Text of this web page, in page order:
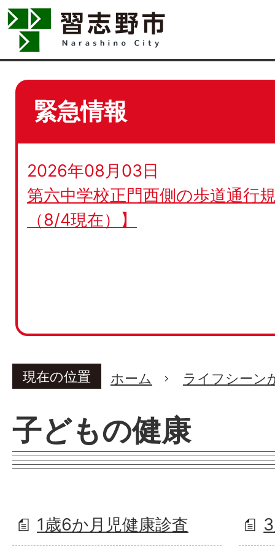
緊急情報
2026年08月03日
第六中学校正門西側の歩道通行
（8/4現在）】
現在の位置 ホーム ライフシーン
子どもの健康
1歳6か月児健康診査